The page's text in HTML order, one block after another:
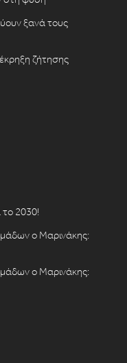
ξανά τους
ζήτησης
το 2030!
ο Μαρινάκης:
ο Μαρινάκης: